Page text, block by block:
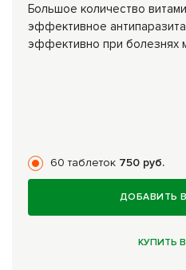
Большое количество
эффективное
эффективно при болезнях
60 таблеток 750 руб.
ДОБАВИТЬ
КУПИТЬ